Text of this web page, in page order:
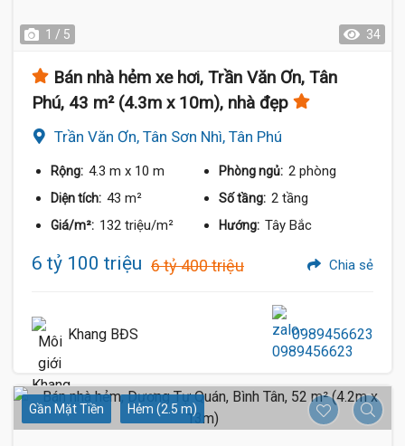
1 / 5 34
Bán nhà hẻm xe hơi, Trần Văn Ơn, Tân
Phú, 43 m² (4.3m x 10m), nhà đẹp
Trần Văn Ơn, Tân Sơn Nhì, Tân Phú
Rộng: 4.3 m x 10 m Phòng ngủ: 2 phòng
Diện tích: 43 m² Số tầng: 2 tầng
Giá/m²: 132 triệu/m² Hướng: Tây Bắc
6 tỷ 100 triệu 6 tỷ 400 triệu Chia sẻ
Khang BĐS 0989456623
Gần Mặt Tiền Hẻm (2.5 m)